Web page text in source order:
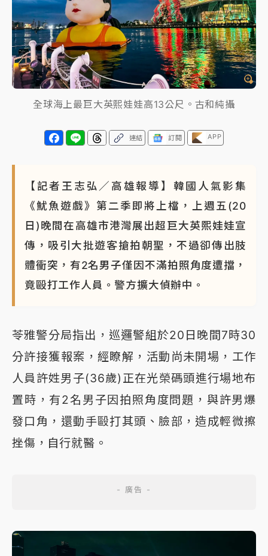
白海豚逼近！北市水門只出不進 未移置車輛最高罰
4800＋拖吊費
全球海上最巨大英熙娃娃高13公尺。古和純攝
連結 訂閱 APP
【記者王志弘／高雄報導】韓國人氣影集
《魷魚遊戲》第二季即將上檔，上週五(20
日)晚間在高雄市港灣展出超巨大英熙娃娃宣
傳，吸引大批遊客搶拍朝聖，不過卻傳出肢
體衝突，有2名男子僅因不滿拍照角度遭擋，
竟毆打工作人員。警方擴大偵辦中。
苓雅警分局指出，巡邏警組於20日晚間7時30
分許接獲報案，經瞭解，活動尚未開場，工作
人員許姓男子(36歲)正在光榮碼頭進行場地布
置時，有2名男子因拍照角度問題，與許男爆
發口角，還動手毆打其頭、臉部，造成輕微擦
挫傷，自行就醫。